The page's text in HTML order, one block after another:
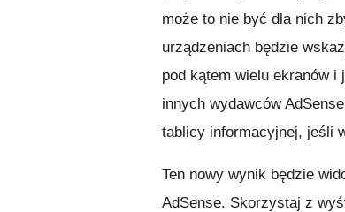
może to nie być dla nich
urządzeniach będzie
pod kątem wielu ekranów i
innych wydawców
tablicy informacyjnej, jeśli
Ten nowy wynik będzie
AdSense. Skorzystaj z